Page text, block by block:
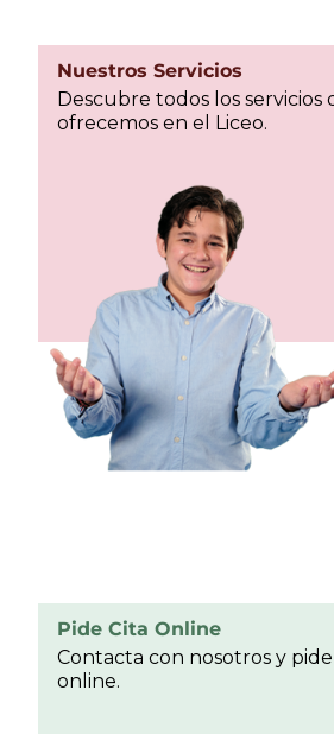
Nuestros Servicios
Descubre todos los servicios
ofrecemos en el Liceo.
Pide Cita Online
Contacta con nosotros y
online.